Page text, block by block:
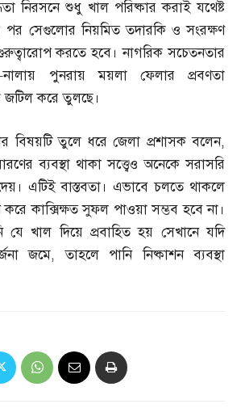
নিরসনে শুধু খাল পরিষ্কার করাই যথেষ্ট
পর সেগুলোর নিয়মিত তদারকি ও সংরক্ষণ
করতে হবে। নাগরিক সচেতনতার
নালায় পুনরায় ময়লা ফেলার প্রবণতা
জটিল করে তুলছে।
বিষয়টি তুলে ধরে জেলা প্রশাসক বলেন,
ব্যবস্থা থাকা সত্ত্বেও অনেকে সরাসরি
এটিই বাস্তবতা। এভাবে চলতে থাকলে
করে কাক্সিক্ষত সুফল পাওয়া সম্ভব হবে না।
যে খাল দিয়ে প্রবাহিত হয় সেখানে যদি
জমে,তাহলে পানি নিষ্কাশন ব্যবস্থা